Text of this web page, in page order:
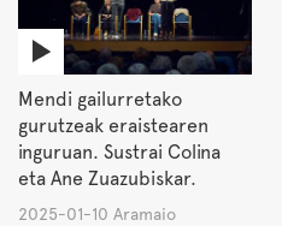
Mendi gailurretako
gurutzeak eraistearen
inguruan. Sustrai Colina
eta Ane Zuazubiskar.
2025-01-10 Aramaio